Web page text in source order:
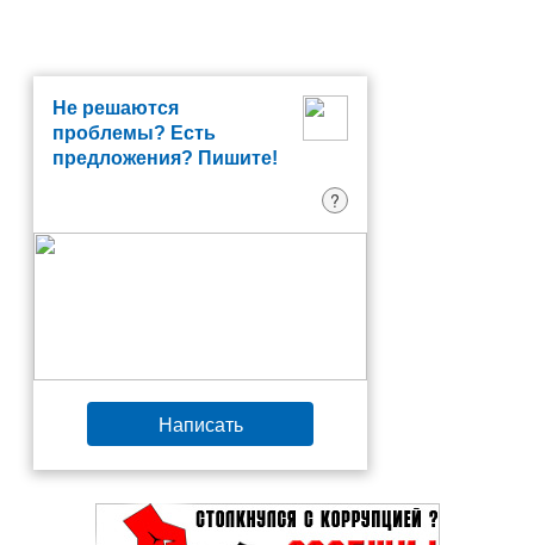
Не решаются
проблемы? Есть
предложения? Пишите!
?
Написать